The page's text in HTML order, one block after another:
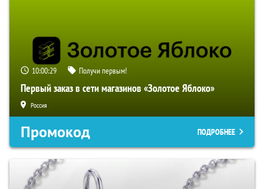
10:00:28 Получи первым!
Первый заказ в сети магазинов «Золотое Яблоко»
Россия
Промокод ПОДРОБНЕЕ